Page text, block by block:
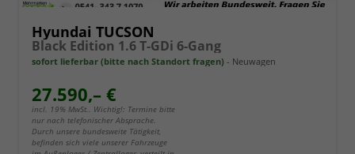
Hyundai TUCSON
Black Edition 1.6 T-GDi 6-Gang
sofort lieferbar (bitte nach Standort fragen) Neuwagen
27.590,– €
incl. 19% MwSt.. Wichtig!: Termine bitte
nur nach telefonischer Absprache.
Durch unsere bundesweite Tätigkeit,
befinden sich viele unserer Fahrzeuge